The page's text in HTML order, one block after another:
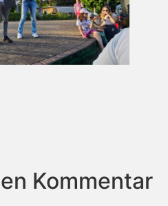
Kommentar